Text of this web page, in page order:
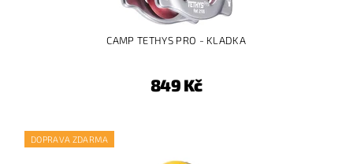
CAMP TETHYS PRO - KLADKA
849 Kč
DOPRAVA ZDARMA